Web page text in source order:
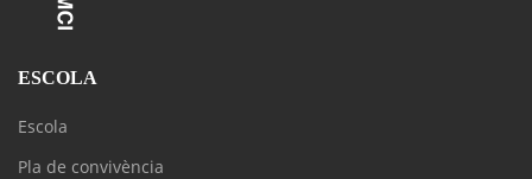
ESCOLA
Escola
Pla de convivència